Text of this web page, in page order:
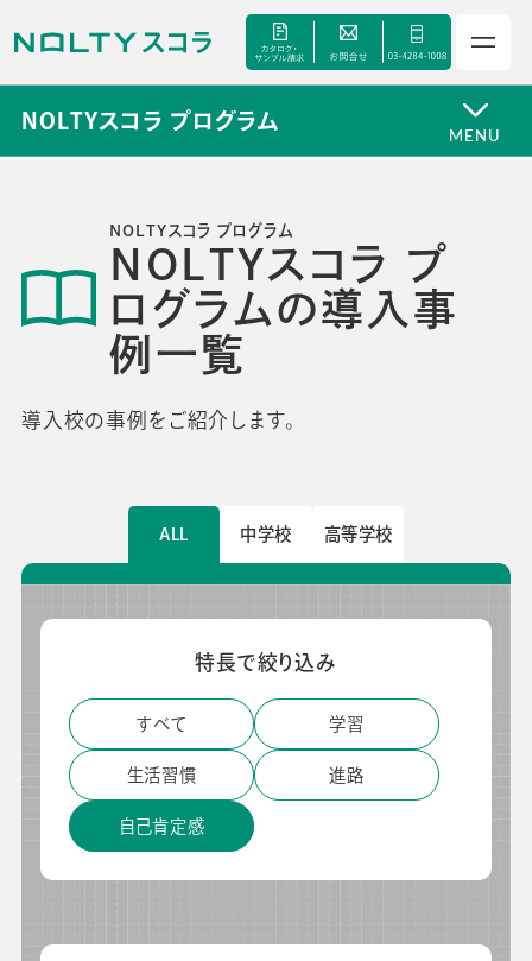
サービス
手帳甲子園
校長・副校長インタビュー
SDGsの取組み
導入校向けデータベース
NOLTYスコラ プログラム
MENU
NOLTYスコラ プ
ログラムの導入事
例一覧
NOLTYスコラ プログラム
導入校の事例をご紹介します。
ALL 中学校 高等学校
特長で絞り込み
すべて 学習
生活習慣 進路
自己肯定感